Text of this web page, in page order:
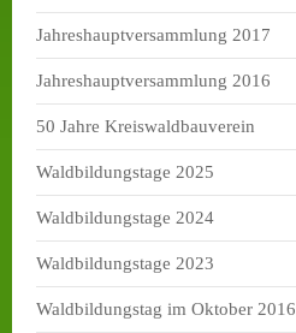
Jahreshauptversammlung 2017
Jahreshauptversammlung 2016
50 Jahre Kreiswaldbauverein
Waldbildungstage 2025
Waldbildungstage 2024
Waldbildungstage 2023
Waldbildungstag im Oktober 2016